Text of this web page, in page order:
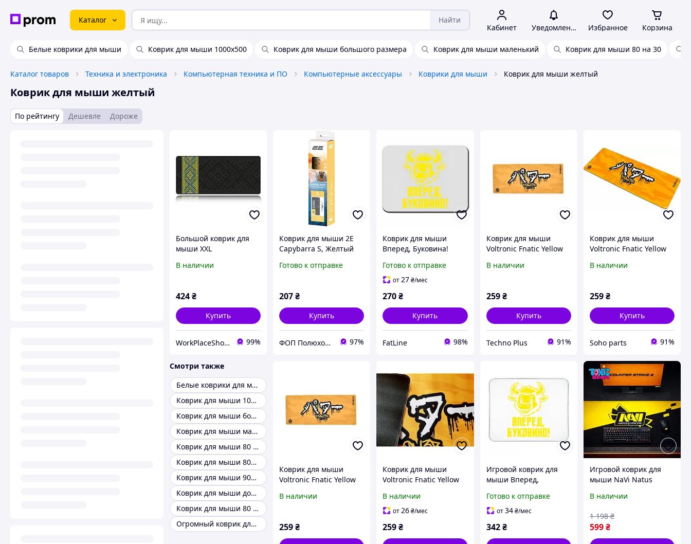
Каталог Найти
Кабинет Уведомления Избранное Корзина
Белые коврики для мыши Коврик для мыши 1000х500 Коврик для мыши большого размера Коврик для мыши маленький Коврик для мыши 80 на 30
Каталог товаров Техника и электроника Компьютерная техника и ПО Компьютерные аксессуары Коврики для мыши Коврик для мыши желтый
Коврик для мыши желтый
По рейтингу Дешевле Дороже
Большой коврик для
мыши XXL
Ukrainian Ornament
украинским
орнаментом
В наличии
424₴
Купить
WorkPlaceShop - Студія настільних покриттів 99%
Коврик для мыши 2E
Capybarra S, Желтый
Готово к отправке
207₴
Купить
ФОП Полюхович Л.Г. 97%
Коврик для мыши
Вперед, Буковина!
Готово к отправке
от27₴/мес
270₴
Купить
FatLine 98%
Коврик для мыши
Voltronic Fnatic Yellow
В наличии
259 ₴
Купить
Techno Plus 91%
Коврик для мыши
Voltronic Fnatic Yellow
В наличии
259₴
Купить
Soho parts 91%
Смотри также
Белые коврики для мыши
Коврик для мыши 1000х500
Коврик для мыши большого размера
Коврик для мыши маленький
Коврик для мыши 80 на 30
Коврик для мыши 800х400
Коврик для мыши 900х300
Коврик для мыши доллар
Коврик для мыши 80 x 30
Огромный коврик для мыши
Коврик для мыши
Voltronic Fnatic Yellow
В наличии
259₴
Коврик для мыши
Voltronic Fnatic Yellow
В наличии
от26₴/мес
259₴
Игровой коврик для
мыши Вперед,
Готово к отправке
от34 ₴/мес
342 ₴
Игровой коврик для
мыши NaVi Natus
мм | Черно-желтый
В наличии
599₴
1 198 ₴